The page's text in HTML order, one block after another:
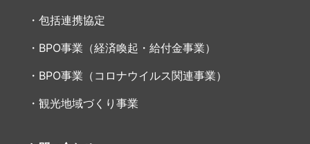
包括連携協定
BPO事業（経済喚起・給付金事業）
BPO事業（コロナウイルス関連事業）
観光地域づくり事業